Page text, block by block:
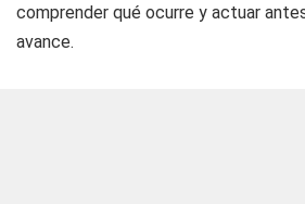
comprender qué ocurre y actuar
avance.